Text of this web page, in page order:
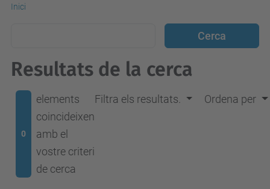
Inici
Resultats de la cerca
0
elements
coincideixen
amb el
vostre criteri
de cerca
Filtra els resultats. Ordena per